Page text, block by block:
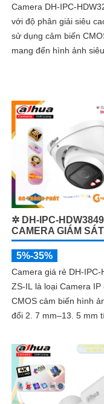
Camera DH-IPC-
với độ phân giải siêu
sử dụng cảm biến
mang đến hình ảnh
✲ DH-IPC-
CAMERA GIÁM
5%-35%
Camera giá rẻ DH-IPC-
ZS-IL là loại Camera IP
CMOS cảm biến hình
đổi 2. 7 mm–13. 5 mm
thông...